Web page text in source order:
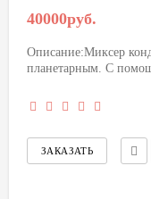
40000руб.
Описание:Миксер
планетарным. С